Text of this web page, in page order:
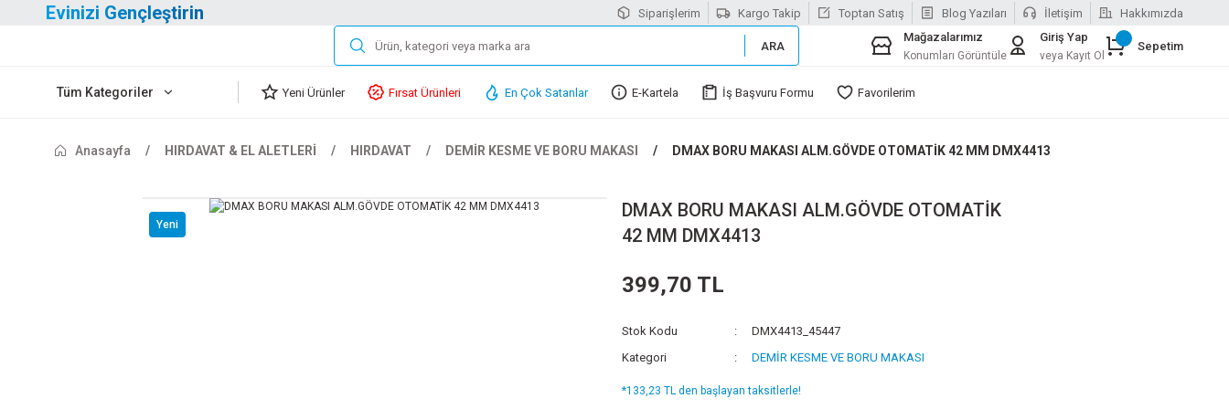
Evinizi Gençleştirin Siparişlerim Kargo Takip Toptan Satış Blog Yazıları İletişim Hakkımızda
ARA
Mağazalarımız
Konumları Görüntüle
Giriş Yap
veya Kayıt Ol
Sepetim
Tüm Kategoriler Yeni Ürünler Fırsat Ürünleri En Çok Satanlar E-Kartela İş Başvuru Formu Favorilerim
Anasayfa HIRDAVAT & EL ALETLERİ HIRDAVAT DEMİR KESME VE BORU MAKASI DMAX BORU MAKASI ALM.GÖVDE OTOMATİK 42 MM DMX4413
Yeni
DMAX BORU MAKASI ALM.GÖVDE OTOMATİK
42 MM DMX4413
399,70 TL
Stok Kodu
DMX4413_45447
Kategori
DEMİR KESME VE BORU MAKASI
*133,23 TL den başlayan taksitlerle!